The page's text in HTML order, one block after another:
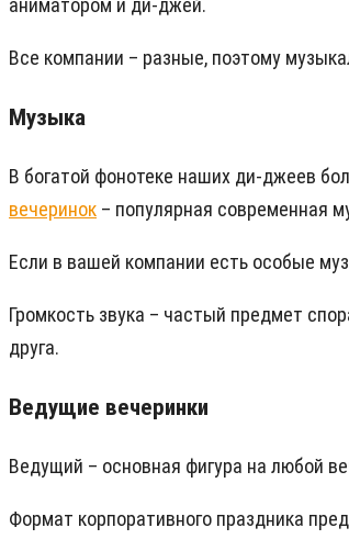
аниматором и ди-джей.
Все компании – разные, поэтому
Музыка
В богатой фонотеке наших ди-джеев
вечеринок – популярная современная
Если в вашей компании есть особые
Громкость звука – частый предмет
друга.
Ведущие вечеринки
Ведущий – основная фигура на любой
Формат корпоративного праздника